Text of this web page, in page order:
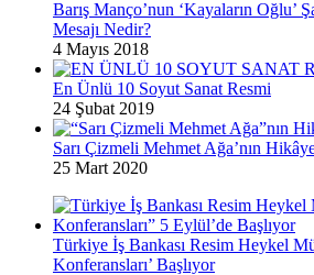
Barış Manço’nun ‘Kayaların Oğlu’
Mesajı Nedir?
4 Mayıs 2018
En Ünlü 10 Soyut Sanat Resmi
24 Şubat 2019
Sarı Çizmeli Mehmet Ağa’nın
25 Mart 2020
Türkiye İş Bankası Resim Heykel
Konferansları’ Başlıyor